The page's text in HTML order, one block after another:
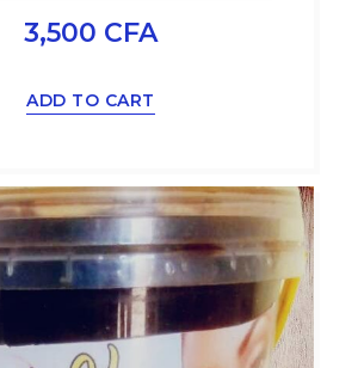
3,500 CFA
ADD TO CART